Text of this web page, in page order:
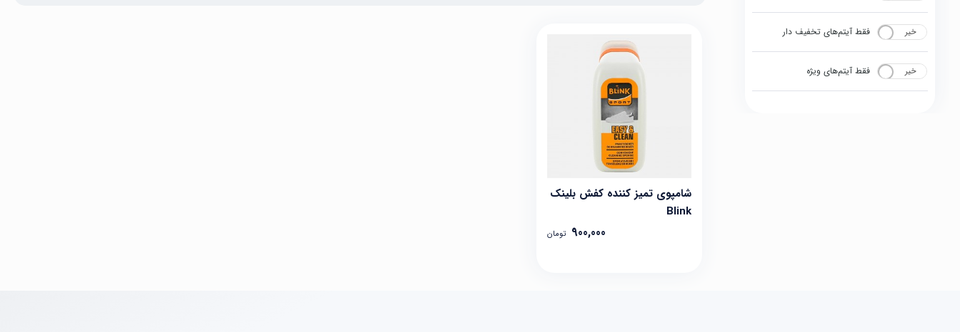
بله خیر فقط آیتم‌های تخفیف دار
بله خیر فقط آیتم‌های ویژه
شامپوی تمیز کننده کفش بلینک
Blink
900,000 تومان